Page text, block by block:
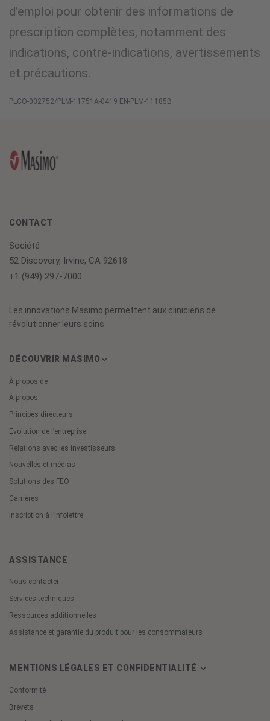
d’emploi pour obtenir des informations de
prescription complètes, notamment des
indications, contre-indications, avertissements
et précautions.
PLCO-002752/PLM-11751A-0419 EN-PLM-11185B
CONTACT
Société
52 Discovery, Irvine, CA 92618
+1 (949) 297-7000
Les innovations Masimo permettent aux cliniciens de
révolutionner leurs soins.
DÉCOUVRIR MASIMO
À propos de
À propos
Principes directeurs
Évolution de l’entreprise
Relations avec les investisseurs
Nouvelles et médias
Solutions des FEO
Carrières
Inscription à l’infolettre
ASSISTANCE
Nous contacter
Services techniques
Ressources additionnelles
Assistance et garantie du produit pour les consommateurs
MENTIONS LÉGALES ET CONFIDENTIALITÉ
Conformité
Brevets